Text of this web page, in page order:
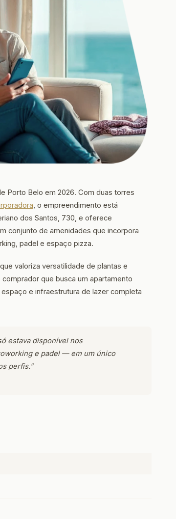
Porto Belo em 2026. Com duas torres
, o empreendimento está
dos Santos, 730, e oferece
conjunto de amenidades que incorpora
padel e espaço pizza.
valoriza versatilidade de plantas e
que busca um apartamento
e infraestrutura de lazer completa
estava disponível nos
e padel — em um único
perfis."